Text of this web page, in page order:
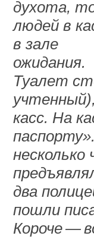
духота,
людей в
в зале
ожидания.
Туалет
касс. На
два
пошли
Короче —